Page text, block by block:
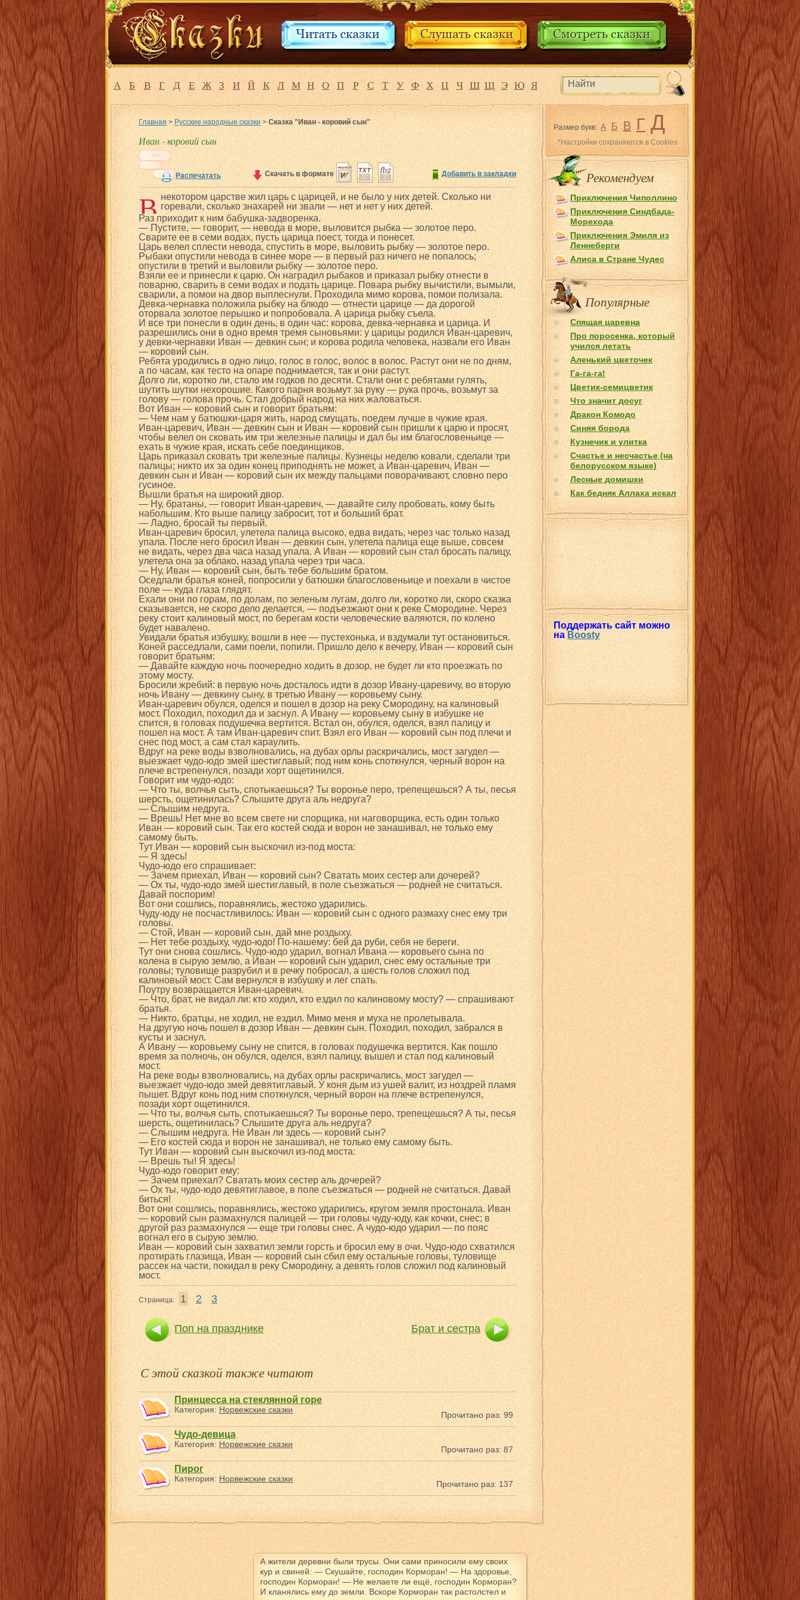
А Б В Г Д Е Ж З И Й К Л М Н О П Р С Т У Ф Х Ц Ч Ш Щ Э Ю Я
Размер букв: А Б В Г Д
*Настройки сохраняются в Cookies
Рекомендуем
Приключения Чиполлино
Приключения Синдбада-
Морехода
Приключения Эмиля из
Лeннеберги
Алиса в Стране Чудес
Популярные
Спящая царевна
Про поросенка, который
учился летать
Аленький цветочек
Га-га-га!
Цветик-семицветик
Что значит досуг
Дракон Комодо
Синяя борода
Кузнечик и улитка
Счастье и несчастье (на
белорусском языке)
Лесные домишки
Как бедняк Аллаха искал
Поддержать сайт можно
наBoosty
Главная >Русские народные сказки> Сказка "Иван - коровий сын"
Иван - коровий сын
Распечатать Добавить в закладки
Скачать в формате
В некотором царстве жил царь с царицей, и не было у них детей. Сколько ни
горевали, сколько знахарей ни звали — нет и нет у них детей.
Раз приходит к ним бабушка-задворенка.
— Пустите, — говорит, — невода в море, выловится рыбка — золотое перо.
Сварите ее в семи водах, пусть царица поест, тогда и понесет.
Царь велел сплести невода, спустить в море, выловить рыбку — золотое перо.
Рыбаки опустили невода в синее море — в первый раз ничего не попалось;
опустили в третий и выловили рыбку — золотое перо.
Взяли ее и принесли к царю. Он наградил рыбаков и приказал рыбку отнести в
поварню, сварить в семи водах и подать царице. Повара рыбку вычистили, вымыли,
сварили, а помои на двор выплеснули. Проходила мимо корова, помои полизала.
Девка-чернавка положила рыбку на блюдо — отнести царице — да дорогой
оторвала золотое перышко и попробовала. А царица рыбку съела.
И все три понесли в один день, в один час: корова, девка-чернавка и царица. И
разрешились они в одно время тремя сыновьями: у царицы родился Иван-царевич,
у девки-чернавки Иван — девкин сын; и корова родила человека, назвали его Иван
— коровий сын.
Ребята уродились в одно лицо, голос в голос, волос в волос. Растут они не по дням,
а по часам, как тесто на опаре поднимается, так и они растут.
Долго ли, коротко ли, стало им годков по десяти. Стали они с ребятами гулять,
шутить шутки нехорошие. Какого парня возьмут за руку — рука прочь, возьмут за
голову — голова прочь. Стал добрый народ на них жаловаться.
Вот Иван — коровий сын и говорит братьям:
— Чем нам у батюшки-царя жить, народ смущать, поедем лучше в чужие края.
Иван-царевич, Иван — девкин сын и Иван — коровий сын пришли к царю и просят,
чтобы велел он сковать им три железные палицы и дал бы им благословеньице —
ехать в чужие края, искать себе поединщиков.
Царь приказал сковать три железные палицы. Кузнецы неделю ковали, сделали три
палицы; никто их за один конец приподнять не может, а Иван-царевич, Иван —
девкин сын и Иван — коровий сын их между пальцами поворачивают, словно перо
гусиное.
Вышли братья на широкий двор.
— Ну, братаны, — говорит Иван-царевич, — давайте силу пробовать, кому быть
набольшим. Кто выше палицу забросит, тот и больший брат.
— Ладно, бросай ты первый.
Иван-царевич бросил, улетела палица высоко, едва видать, через час только назад
упала. После него бросил Иван — девкин сын, улетела палица еще выше, совсем
не видать, через два часа назад упала. А Иван — коровий сын стал бросать палицу,
улетела она за облако, назад упала через три часа.
— Ну, Иван — коровий сын, быть тебе большим братом.
Оседлали братья коней, попросили у батюшки благословеньице и поехали в чистое
поле — куда глаза глядят.
Ехали они по горам, по долам, по зеленым лугам, долго ли, коротко ли, скоро сказка
сказывается, не скоро дело делается, — подъезжают они к реке Смородине. Через
реку стоит калиновый мост, по берегам кости человеческие валяются, по колено
будет навалено.
Увидали братья избушку, вошли в нее — пустехонька, и вздумали тут остановиться.
Коней расседлали, сами поели, попили. Пришло дело к вечеру, Иван — коровий сын
говорит братьям:
— Давайте каждую ночь поочередно ходить в дозор, не будет ли кто проезжать по
этому мосту.
Бросили жребий: в первую ночь досталось идти в дозор Ивану-царевичу, во вторую
ночь Ивану — девкину сыну, в третью Ивану — коровьему сыну.
Иван-царевич обулся, оделся и пошел в дозор на реку Смородину, на калиновый
мост. Походил, походил да и заснул. А Ивану — коровьему сыну в избушке не
спится, в головах подушечка вертится. Встал он, обулся, оделся, взял палицу и
пошел на мост. А там Иван-царевич спит. Взял его Иван — коровий сын под плечи и
снес под мост, а сам стал караулить.
Вдруг на реке воды взволновались, на дубах орлы раскричались, мост загудел —
выезжает чудо-юдо змей шестиглавый; под ним конь споткнулся, черный ворон на
плече встрепенулся, позади хорт ощетинился.
Говорит им чудо-юдо:
— Что ты, волчья сыть, спотыкаешься? Ты воронье перо, трепещешься? А ты, песья
шерсть, ощетинилась? Слышите друга аль недруга?
— Слышим недруга.
— Врешь! Нет мне во всем свете ни спорщика, ни наговорщика, есть один только
Иван — коровий сын. Так его костей сюда и ворон не занашивал, не только ему
самому быть.
Тут Иван — коровий сын выскочил из-под моста:
— Я здесь!
Чудо-юдо его спрашивает:
— Зачем приехал, Иван — коровий сын? Сватать моих сестер али дочерей?
— Ох ты, чудо-юдо змей шестиглавый, в поле съезжаться — родней не считаться.
Давай поспорим!
Вот они сошлись, поравнялись, жестоко ударились.
Чуду-юду не посчастливилось: Иван — коровий сын с одного размаху снес ему три
головы.
— Стой, Иван — коровий сын, дай мне роздыху.
— Нет тебе роздыху, чудо-юдо! По-нашему: бей да руби, себя не береги.
Тут они снова сошлись. Чудо-юдо ударил, вогнал Ивана — коровьего сына по
колена в сырую землю, а Иван — коровий сын ударил, снес ему остальные три
головы; туловище разрубил и в речку побросал, а шесть голов сложил под
калиновый мост. Сам вернулся в избушку и лег спать.
Поутру возвращается Иван-царевич.
— Что, брат, не видал ли: кто ходил, кто ездил по калиновому мосту? — спрашивают
братья.
— Никто, братцы, не ходил, не ездил. Мимо меня и муха не пролетывала.
На другую ночь пошел в дозор Иван — девкин сын. Походил, походил, забрался в
кусты и заснул.
А Ивану — коровьему сыну не спится, в головах подушечка вертится. Как пошло
время за полночь, он обулся, оделся, взял палицу, вышел и стал под калиновый
мост.
На реке воды взволновались, на дубах орлы раскричались, мост загудел —
выезжает чудо-юдо змей девятиглавый. У коня дым из ушей валит, из ноздрей пламя
пышет. Вдруг конь под ним споткнулся, черный ворон на плече встрепенулся,
позади хорт ощетинился.
— Что ты, волчья сыть, спотыкаешься? Ты воронье перо, трепещешься? А ты, песья
шерсть, ощетинилась? Слышите друга аль недруга?
— Слышим недруга. Не Иван ли здесь — коровий сын?
— Его костей сюда и ворон не занашивал, не только ему самому быть.
Тут Иван — коровий сын выскочил из-под моста:
— Врешь ты! Я здесь!
Чудо-юдо говорит ему:
— Зачем приехал? Сватать моих сестер аль дочерей?
— Ох ты, чудо-юдо девятиглавое, в поле съезжаться — родней не считаться. Давай
биться!
Вот они сошлись, поравнялись, жестоко ударились, кругом земля простонала. Иван
— коровий сын размахнулся палицей — три головы чуду-юду, как кочки, снес; в
другой раз размахнулся — еще три головы снес. А чудо-юдо ударил — по пояс
вогнал его в сырую землю.
Иван — коровий сын захватил земли горсть и бросил ему в очи. Чудо-юдо схватился
протирать глазища, Иван — коровий сын сбил ему остальные головы, туловище
рассек на части, покидал в реку Смородину, а девять голов сложил под калиновый
мост.
Страница: 1 2 3
Поп на празднике Брат и сестра
С этой сказкой также читают
Принцесса на стеклянной горе
Категория:Норвежские сказки
Прочитано раз: 99
Чудо-девица
Категория:Норвежские сказки
Прочитано раз: 87
Пирог
Категория:Норвежские сказки
Прочитано раз: 137
А жители деревни были трусы. Они сами приносили ему своих
кур и свиней: — Скушайте, господин Корморан! — На здоровье,
господин Корморан! — Не желаете ли ещё, господин Корморан?
И кланялись ему до земли. Вскоре Корморан так растолстел и